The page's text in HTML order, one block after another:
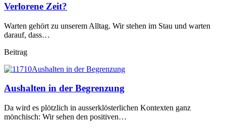
Verlorene Zeit?
Warten gehört zu unserem Alltag. Wir stehen im Stau und warten
darauf, dass…
Beitrag
Aushalten in der Begrenzung
Da wird es plötzlich in ausserklösterlichen Kontexten ganz
mönchisch: Wir sehen den positiven…